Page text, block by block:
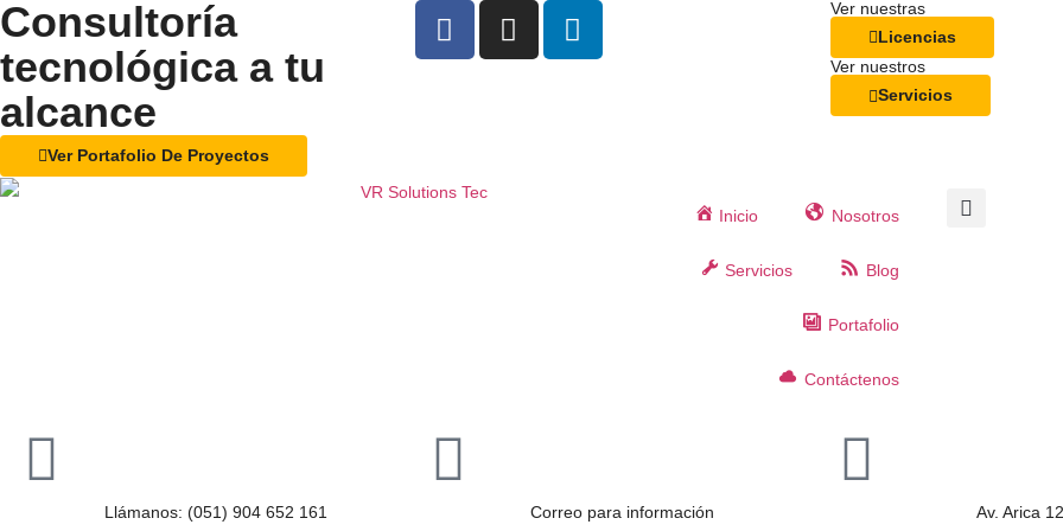
Consultoría
tecnológica a tu
alcance
Ver Portafolio De Proyectos
Ver nuestras
Licencias
Ver nuestros
Servicios
Inicio Nosotros
Servicios Blog
Portafolio
Contáctenos
Llámanos: (051) 904 652 161 Correo para información Av. Arica